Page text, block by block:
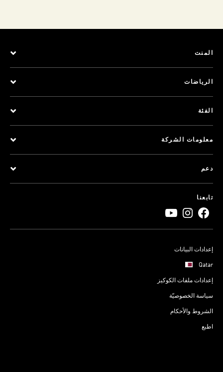
المنت
الرياضات
الفئة
معلومات الشركة
دعم
تابعنا
إعدادات البيانات
Qatar
إعدادات ملفات الكوكيز
سياسة الخصوصيّة
الشروط والأحكام
اطبع